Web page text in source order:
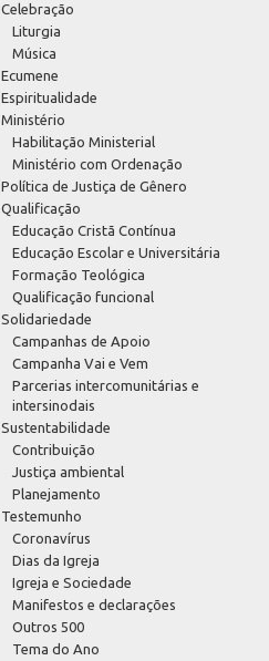
Celebração
Liturgia
Música
Ecumene
Espiritualidade
Ministério
Habilitação Ministerial
Ministério com Ordenação
Política de Justiça de Gênero
Qualificação
Educação Cristã Contínua
Educação Escolar e Universitária
Formação Teológica
Qualificação funcional
Solidariedade
Campanhas de Apoio
Campanha Vai e Vem
Parcerias intercomunitárias e
intersinodais
Sustentabilidade
Contribuição
Justiça ambiental
Planejamento
Testemunho
Coronavírus
Dias da Igreja
Igreja e Sociedade
Manifestos e declarações
Outros 500
Tema do Ano